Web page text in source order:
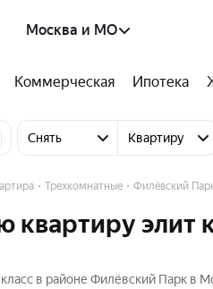
Москва и МО
Коммерческая Ипотека
Снять Квартиру
Трехкомнатные Филёвский
квартиру элит
в районе Филёвский Парк в